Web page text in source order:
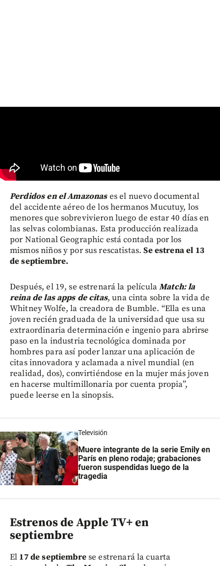
Perdidos en el Amazonases el nuevo documental
del accidente aéreo de los hermanos Mucutuy, los
menores que sobrevivieron luego de estar 40 días en
las selvas colombianas. Esta producción realizada
por National Geographic está contada por los
mismos niños y por sus rescatistas.Se estrena el 13
de septiembre.
Después, el 19, se estrenará la películaMatch: la
reina de las apps de citas, una cinta sobre la vida de
Whitney Wolfe, la creadora de Bumble. “Ella es una
joven recién graduada de la universidad que usa su
extraordinaria determinación e ingenio para abrirse
paso en la industria tecnológica dominada por
hombres para así poder lanzar una aplicación de
citas innovadora y aclamada a nivel mundial (en
realidad, dos), convirtiéndose en la mujer más joven
en hacerse multimillonaria por cuenta propia”,
puede leerse en la sinopsis.
Televisión
Muere integrante de la serie Emily en
París en pleno rodaje; grabaciones
fueron suspendidas luego de la
tragedia
Estrenos de Apple TV+ en
septiembre
El 17 de septiembrese estrenará la cuarta